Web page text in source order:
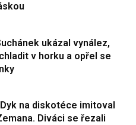
ukázal vynález,
v horku a opřel se
na diskotéce imitoval
Diváci se řezali